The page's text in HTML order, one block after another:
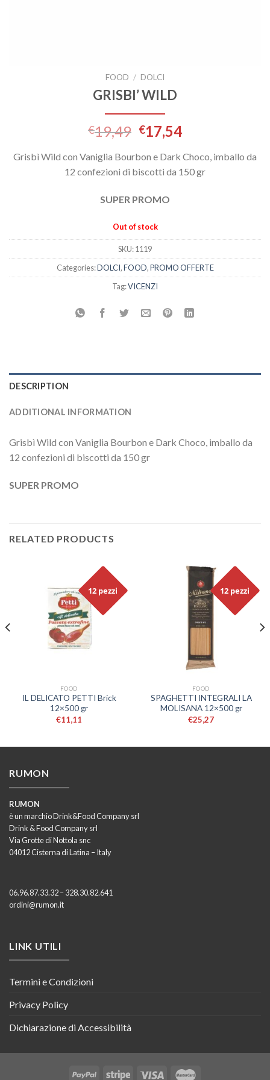
FOOD / DOLCI
GRISBI’ WILD
€19,49 €17,54
Grisbì Wild con Vaniglia Bourbon e Dark Choco, imballo da
12 confezioni di biscotti da 150 gr
SUPER PROMO
Out of stock
SKU:1119
Categories:DOLCI,FOOD,PROMO OFFERTE
Tag:VICENZI
DESCRIPTION
ADDITIONAL INFORMATION
Grisbì Wild con Vaniglia Bourbon e Dark Choco, imballo da
12 confezioni di biscotti da 150 gr
SUPER PROMO
RELATED PRODUCTS
12 pezzi
FOOD
IL DELICATO PETTI Brick
12×500 gr
€11,11
12 pezzi
FOOD
SPAGHETTI INTEGRALI LA
MOLISANA 12×500 gr
€25,27
RUMON
RUMON
è un marchio Drink&Food Company srl
Drink & Food Company srl
Via Grotte di Nottola snc
04012 Cisterna di Latina – Italy
06.96.87.33.32 – 328.30.82.641
ordini@rumon.it
LINK UTILI
Termini e Condizioni
Privacy Policy
Dichiarazione di Accessibilità